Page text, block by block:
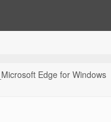
Edge for Windows